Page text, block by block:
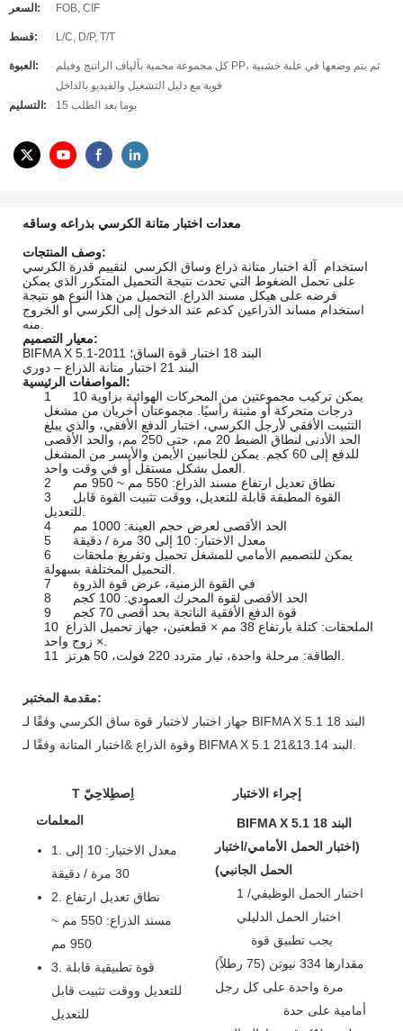
السعر: FOB, CIF
قسط: L/C, D/P, T/T
العبوة:
كل مجموعة محمية بألياف الراتنج وفيلم PP، ثم يتم وضعها في علبة خشبية
قوية مع دليل التشغيل والفيديو بالداخل
التسليم:
15 يوما بعد الطلب
معدات اختبار متانة الكرسي بذراعه وساقه
وصف المنتجات:
استخدام
آلة اختبار متانة ذراع وساق الكرسي
لتقييم قدرة الكرسي
على تحمل الضغوط التي تحدث نتيجة التحميل المتكرر الذي يمكن
فرضه على هيكل مسند الذراع. التحميل من هذا النوع هو نتيجة
استخدام مساند الذراعين كدعم عند الدخول إلى الكرسي أو الخروج
منه.
معيار التصميم:
BIFMA X 5.1-2011 البند 18 اختبار قوة الساق؛
البند 21 اختبار متانة الذراع – دوري
المواصفات الرئيسية:
1 يمكن تركيب مجموعتين من المحركات الهوائية بزاوية 10
درجات متحركة أو مثبتة رأسيًا. مجموعتان أخريان من مشغل
التثبيت الأفقي لأرجل الكرسي، اختبار الدفع الأفقي، والذي يبلغ
الحد الأدنى لنطاق الضبط 20 مم، حتى 250 مم، والحد الأقصى
للدفع إلى 60 كجم. يمكن للجانبين الأيمن والأيسر من المشغل
العمل بشكل مستقل أو في وقت واحد.
2 نطاق تعديل ارتفاع مسند الذراع: 550 مم ~ 950 مم
3 القوة المطبقة قابلة للتعديل، ووقت تثبيت القوة قابل
للتعديل.
4 الحد الأقصى لعرض حجم العينة: 1000 مم
5 معدل الاختبار: 10 إلى 30 مرة / دقيقة
6 يمكن للتصميم الأمامي للمشغل تحميل وتفريغ ملحقات
التحميل المختلفة بسهولة.
7 في القوة الزمنية، عرض قوة الذروة
8 الحد الأقصى لقوة المحرك العمودي: 100 كجم
9 قوة الدفع الأفقية الناتجة بحد أقصى 70 كجم
10 الملحقات: كتلة بارتفاع 38 مم × قطعتين، جهاز تحميل الذراع
× زوج واحد.
11 الطاقة: مرحلة واحدة، تيار متردد 220 فولت، 50 هرتز.
مقدمة المختبر:
جهاز اختبار لاختبار قوة ساق الكرسي وفقًا لـ BIFMA X 5.1 البند 18
وقوة الذراع &اختبار المتانة وفقًا لـ BIFMA X 5.1 البند 13.14&21.
T اِصطِلاحِيّ
المعلمات
1. معدل الاختبار: 10 إلى
30 مرة / دقيقة
2. نطاق تعديل ارتفاع
مسند الذراع: 550 مم ~
950 مم
3. قوة تطبيقية قابلة
للتعديل ووقت تثبيت قابل
للتعديل
إجراء الاختبار
BIFMA X 5.1 البند 18
(اختبار الحمل الأمامي/اختبار
الحمل الجانبي)
1 اختبار الحمل الوظيفي/
اختبار الحمل الدليلي
مقدارها 334 نيوتن (75 رطلاً)
مرة واحدة على كل رجل
أمامية على حدة